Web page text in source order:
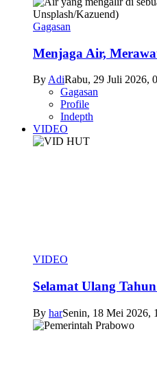
Gagasan
Menjaga Air,
ByAdiRabu, 29 Juli 2026,
Gagasan
Profile
Indepth
VIDEO
VIDEO
Selamat Ulang
By harSenin, 18 Mei 2026,